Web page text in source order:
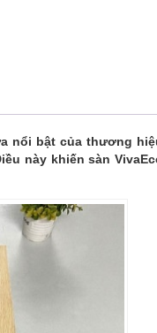
nổi bật của thương
này khiến sàn